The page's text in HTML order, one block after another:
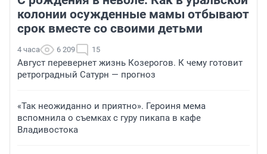
колонии осужденные мамы отбывают
срок вместе со своими детьми
4 часа 6 209 15
Август перевернет жизнь Козерогов. К чему готовит
ретроградный Сатурн — прогноз
«Так неожиданно и приятно». Героиня мема
вспомнила о съемках с гуру пикапа в кафе
Владивостока